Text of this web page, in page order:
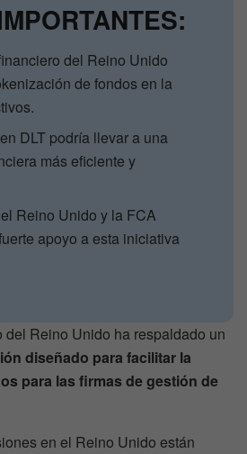
del Reino Unido
de fondos en la
DLT podría llevar a una
más eficiente y
Reino Unido y la FCA
apoyo a esta iniciativa
del Reino Unido ha respaldado un
diseñado para facilitar la
para las firmas de gestión de
en el Reino Unido están